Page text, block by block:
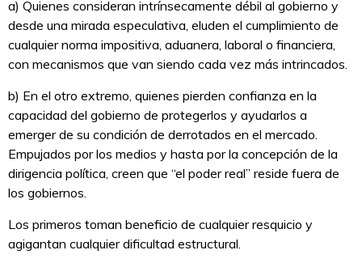
a) Quienes consideran intrínsecamente débil al gobierno y
desde una mirada especulativa, eluden el cumplimiento de
cualquier norma impositiva, aduanera, laboral o financiera,
con mecanismos que van siendo cada vez más intrincados.
b) En el otro extremo, quienes pierden confianza en la
capacidad del gobierno de protegerlos y ayudarlos a
emerger de su condición de derrotados en el mercado.
Empujados por los medios y hasta por la concepción de la
dirigencia política, creen que “el poder real” reside fuera de
los gobiernos.
Los primeros toman beneficio de cualquier resquicio y
agigantan cualquier dificultad estructural.